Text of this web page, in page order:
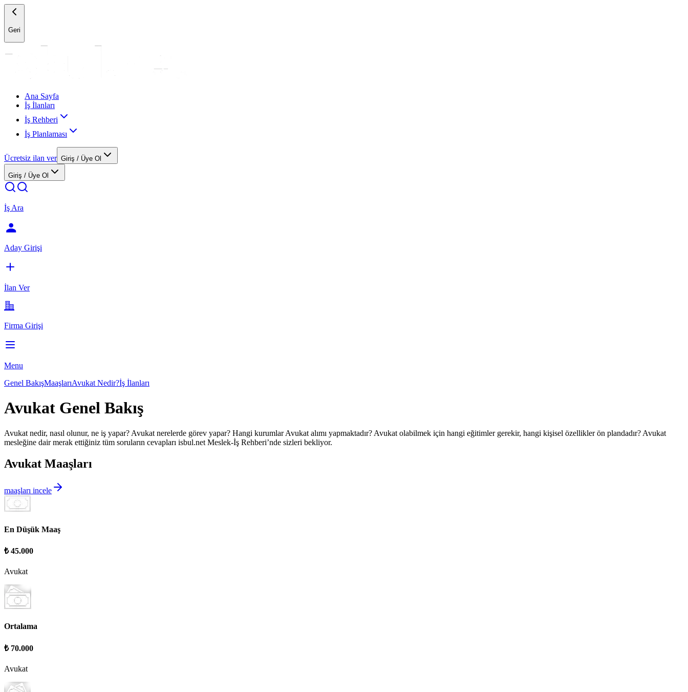
Geri
Ana Sayfa
İş İlanları
İş Rehberi
İş Planlaması
Ücretsiz ilan ver Giriş / Üye Ol
Giriş / Üye Ol
İş Ara
Aday Girişi
İlan Ver
Firma Girişi
Menu
Genel BakışMaaşlarıAvukat Nedir?İş İlanları
Avukat Genel Bakış
Avukat nedir, nasıl olunur, ne iş yapar? Avukat nerelerde görev yapar? Hangi kurumlarAvukat alımı yapmaktadır? Avukat olabilmek için hangi eğitimler gerekir, hangi kişisel özellikler ön plandadır? Avukat
mesleğine dair merak ettiğiniz tüm soruların cevapları isbul.net Meslek-İş Rehberi’nde sizleri bekliyor.
Avukat Maaşları
maaşları incele
En Düşük Maaş
₺ 45.000
Avukat
Ortalama
₺ 70.000
Avukat